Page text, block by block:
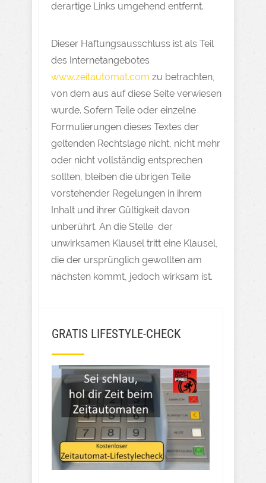
derartige Links umgehend entfernt.
Dieser Haftungsausschluss ist als Teil
des Internetangebotes
www.zeitautomat.com zu betrachten,
von dem aus auf diese Seite verwiesen
wurde. Sofern Teile oder einzelne
Formulierungen dieses Textes der
geltenden Rechtslage nicht, nicht mehr
oder nicht vollständig entsprechen
sollten, bleiben die übrigen Teile
vorstehender Regelungen in ihrem
Inhalt und ihrer Gültigkeit davon
unberührt. An die Stelle der
unwirksamen Klausel tritt eine Klausel,
die der ursprünglich gewollten am
nächsten kommt, jedoch wirksam ist.
GRATIS LIFESTYLE-CHECK